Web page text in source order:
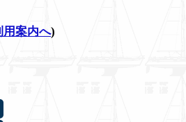
用案内へ)